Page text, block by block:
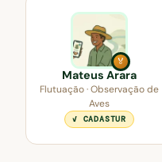
🏅
Mateus Arara
Flutuação · Observação de
Aves
✓ CADASTUR